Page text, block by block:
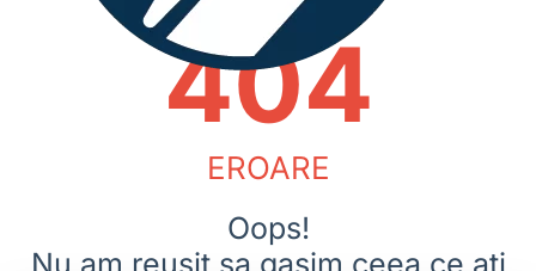
404
EROARE
Oops!
Nu am reusit sa gasim ceea ce ati